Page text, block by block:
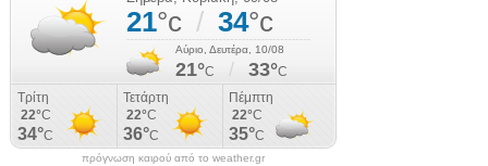
πρόγνωση καιρού από το weather.gr